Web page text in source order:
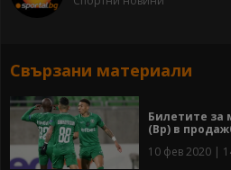
Свързани материали
Билетите за
(Вр) в
10 фев 2020 |